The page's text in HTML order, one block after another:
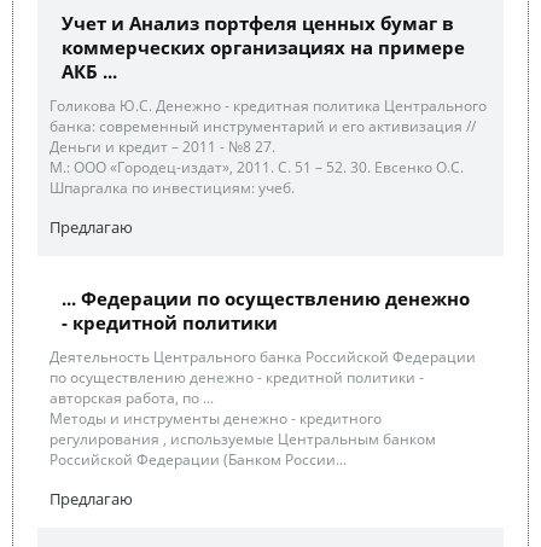
Учет и Анализ портфеля ценных бумаг в
коммерческих организациях на примере
АКБ ...
Голикова Ю.С. Денежно - кредитная политика Центрального
банка: современный инструментарий и его активизация //
Деньги и кредит – 2011 - №8 27.
М.: ООО «Городец-издат», 2011. С. 51 – 52. 30. Евсенко О.С.
Шпаргалка по инвестициям: учеб.
Предлагаю
... Федерации по осуществлению денежно
- кредитной политики
Деятельность Центрального банка Российской Федерации
по осуществлению денежно - кредитной политики -
авторская работа, по ...
Методы и инструменты денежно - кредитного
регулирования , используемые Центральным банком
Российской Федерации (Банком России...
Предлагаю